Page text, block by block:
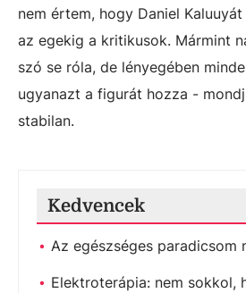
nem értem, hogy Daniel
az egekig a kritikusok. Mármint
szó se róla, de lényegében
ugyanazt a figurát hozza -
stabilan.
Kedvencek
Az egészséges paradicsom
Elektroterápia: nem sokkol,